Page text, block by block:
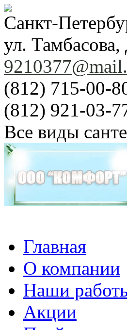
Санкт-
ул.
(812) 715-00-
(812) 921-03-
Все виды
Главная
О компании
Наши
Акции